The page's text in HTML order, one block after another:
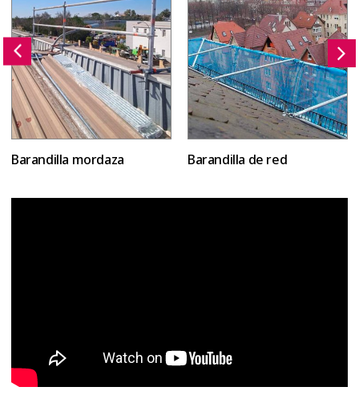
Barandilla mordaza Barandilla de red